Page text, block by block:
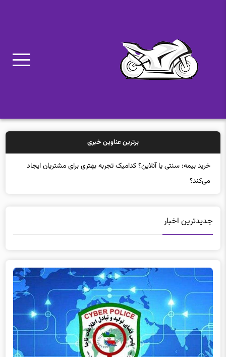
برترین عناوین خبری
خرید بیمه: سنتی یا آنلاین؟ کدامیک تجربه بهتری برای مشتریان ایجاد
می‌کند؟
جدیدترین اخبار